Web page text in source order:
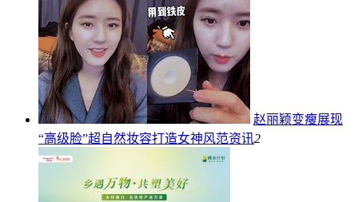
赵丽颖变瘦展现
“高级脸”超自然妆容打造女神风范资讯2